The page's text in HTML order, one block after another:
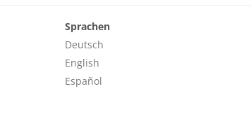
Sprachen
Deutsch
English
Español